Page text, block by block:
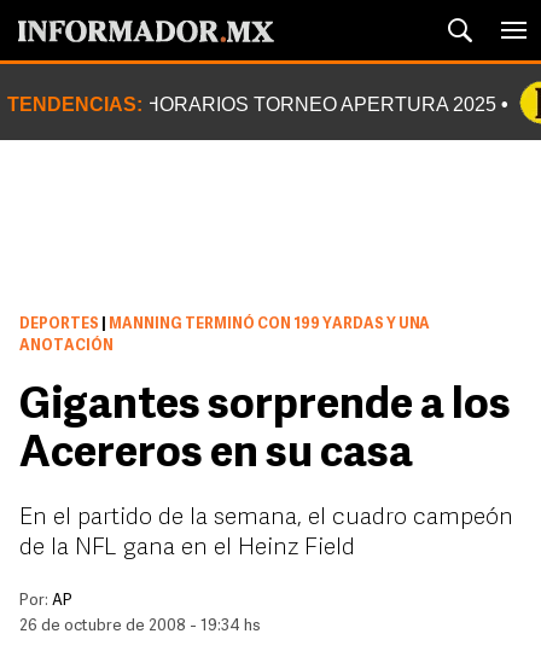
TENDENCIAS: HORARIOS TORNEO APERTURA 2025
DEPORTES
MANNING TERMINÓ CON 199 YARDAS Y UNA
ANOTACIÓN
Gigantes sorprende a los
Acereros en su casa
En el partido de la semana, el cuadro campeón
de la NFL gana en el Heinz Field
Por: AP
26 de octubre de 2008 - 19:34 hs